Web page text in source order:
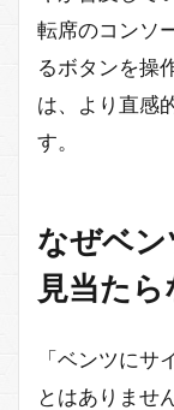
転席のコンソ
るボタンを操
は、より直感
す。
なぜベ
見当たら
「ベンツにサ
とはありませ